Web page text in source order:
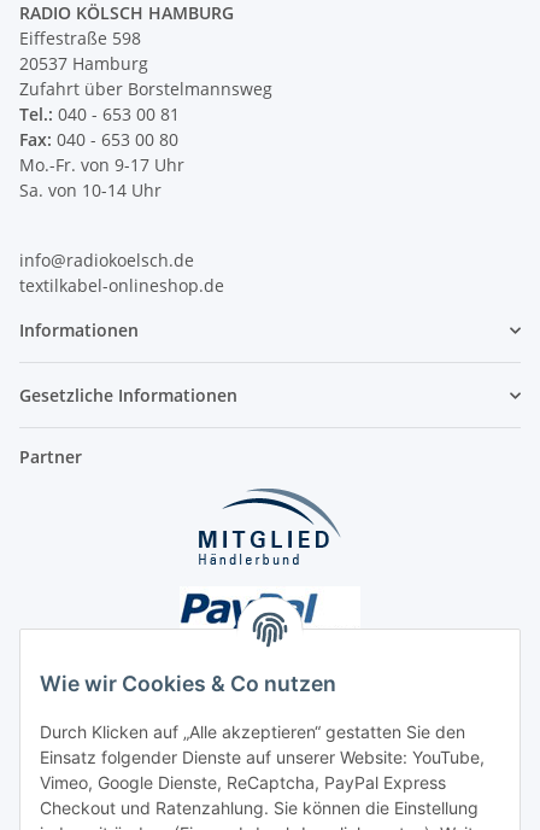
Wie wir Cookies & Co nutzen
Durch Klicken auf „Alle akzeptieren“ gestatten Sie den
Einsatz folgender Dienste auf unserer Website: YouTube,
Vimeo, Google Dienste, ReCaptcha, PayPal Express
Checkout und Ratenzahlung. Sie können die Einstellung
RADIO KÖLSCH HAMBURG
Eiffestraße 598
20537 Hamburg
Zufahrt über Borstelmannsweg
Tel.: 040 - 653 00 81
Fax: 040 - 653 00 80
Mo.-Fr. von 9-17 Uhr
Sa. von 10-14 Uhr
info@radiokoelsch.de
textilkabel-onlineshop.de
Informationen
Gesetzliche Informationen
Partner
Unsere Seiten
Social Media